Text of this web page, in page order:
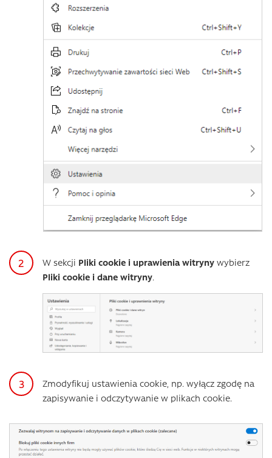
W sekcji Pliki cookie i uprawienia witryny wybierz
Pliki cookie i dane witryny.
Zmodyfikuj ustawienia cookie, np. wyłącz zgodę na
zapisywanie i odczytywanie w plikach cookie.